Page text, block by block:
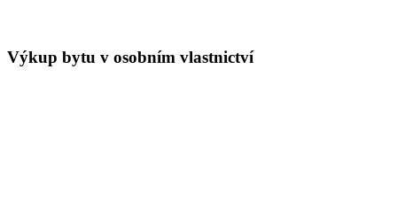
Výkup bytu v osobním vlastnictví